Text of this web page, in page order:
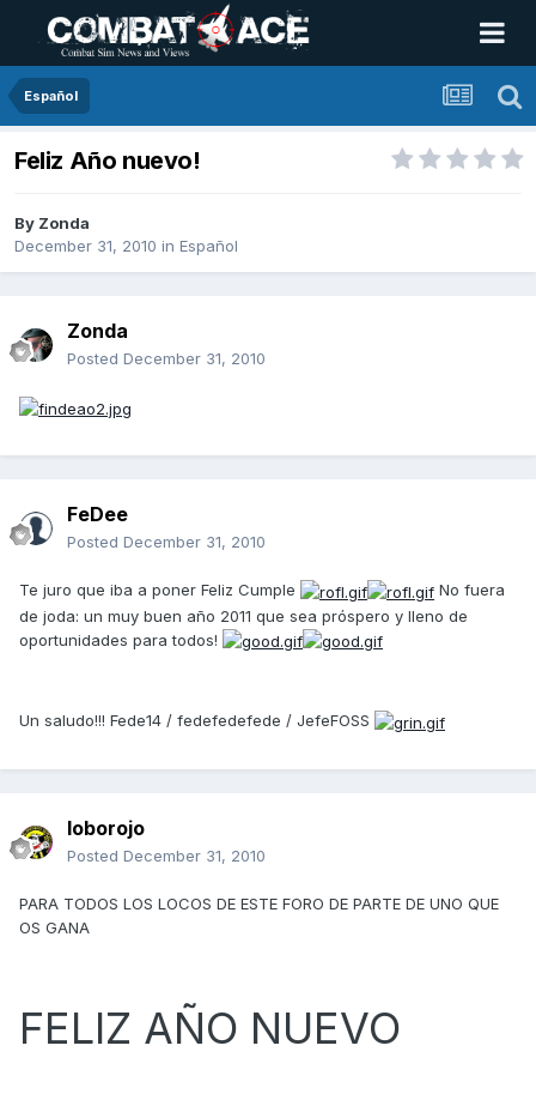
Español
Feliz Año nuevo!
By Zonda
December 31, 2010 in Español
Zonda
Posted December 31, 2010
FeDee
Posted December 31, 2010
Te juro que iba a poner Feliz Cumple
No fuera
de joda: un muy buen año 2011 que sea próspero y lleno de
oportunidades para todos!
Un saludo!!! Fede14 / fedefedefede / JefeFOSS
loborojo
Posted December 31, 2010
PARA TODOS LOS LOCOS DE ESTE FORO DE PARTE DE UNO QUE
OS GANA
FELIZ AÑO NUEVO